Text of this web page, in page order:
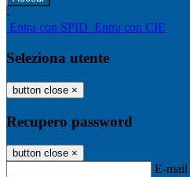
-
Entra con SPID Entra con CIE
Seleziona utente
button close ×
Recupero password
button close ×
E-mail